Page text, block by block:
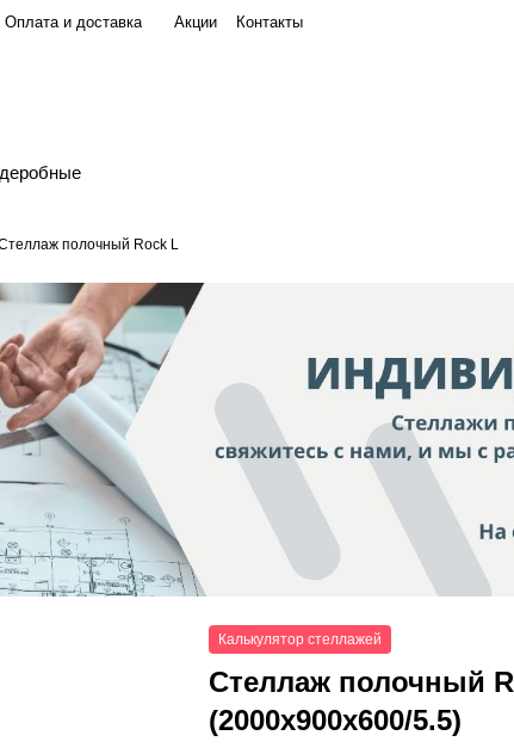
Оплата и доставка Акции Контакты
полочный Rock L
Калькулятор стеллажей
Стеллаж полочный
(2000x900x600/5.5)